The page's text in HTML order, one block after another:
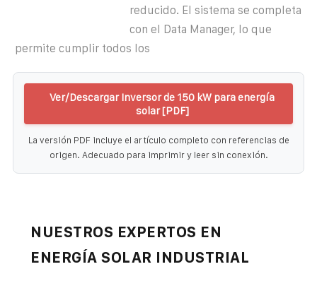
reducido. El sistema se completa
con el Data Manager, lo que
permite cumplir todos los
Ver/Descargar Inversor de 150 kW para energía
solar [PDF]
La versión PDF incluye el artículo completo con referencias de
origen. Adecuado para imprimir y leer sin conexión.
NUESTROS EXPERTOS EN
ENERGÍA SOLAR INDUSTRIAL